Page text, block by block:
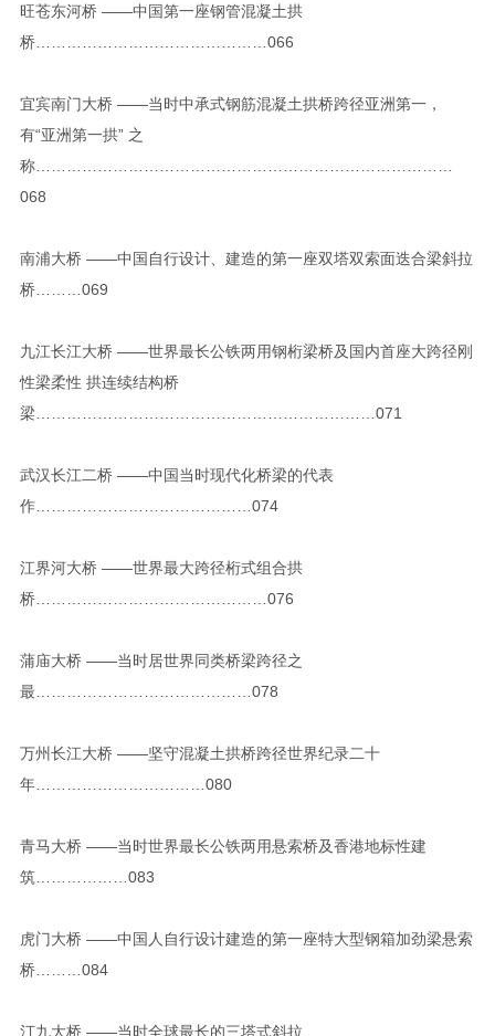
旺苍东河桥 ——中国第一座钢管混凝土拱
桥………………………………………066
宜宾南门大桥 ——当时中承式钢筋混凝土拱桥跨径亚洲第一，
有“亚洲第一拱” 之
称………………………………………………………………………
068
南浦大桥 ——中国自行设计、建造的第一座双塔双索面迭合梁斜拉
桥………069
九江长江大桥 ——世界最长公铁两用钢桁梁桥及国内首座大跨径刚
性梁柔性 拱连续结构桥
梁…………………………………………………………071
武汉长江二桥 ——中国当时现代化桥梁的代表
作……………………………………074
江界河大桥 ——世界最大跨径桁式组合拱
桥………………………………………076
蒲庙大桥 ——当时居世界同类桥梁跨径之
最……………………………………078
万州长江大桥 ——坚守混凝土拱桥跨径世界纪录二十
年……………………………080
青马大桥 ——当时世界最长公铁两用悬索桥及香港地标性建
筑………………083
虎门大桥 ——中国人自行设计建造的第一座特大型钢箱加劲梁悬索
桥………084
汀九大桥 ——当时全球最长的三塔式斜拉